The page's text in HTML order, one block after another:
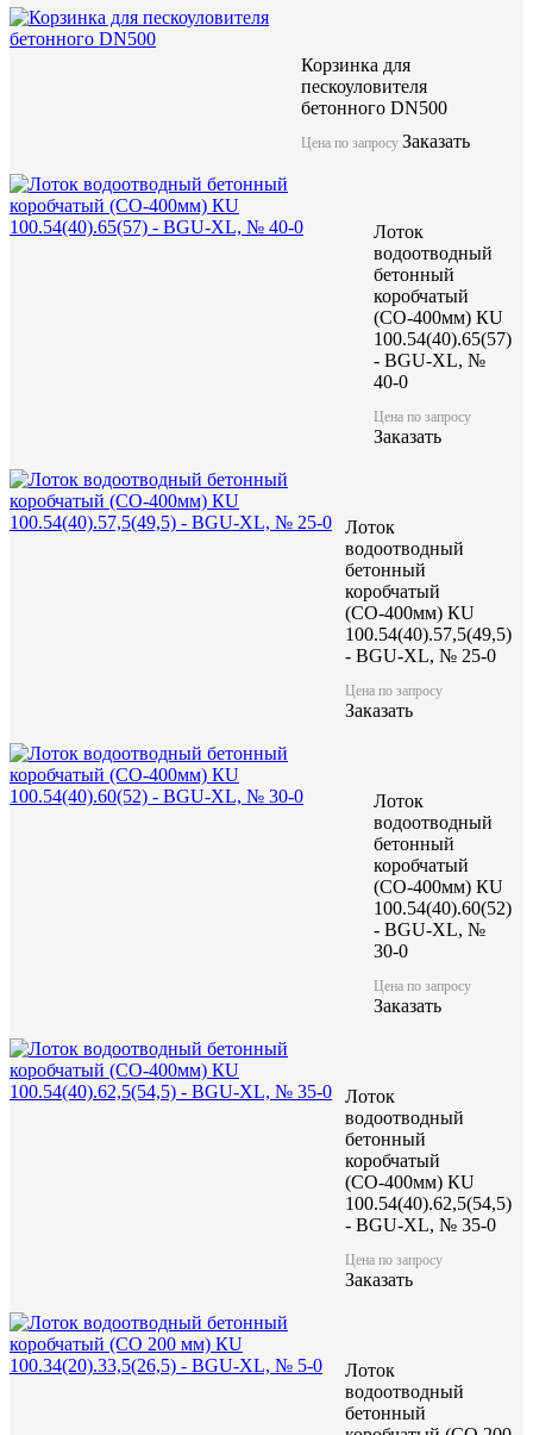
решетками (класс нагрузки от А15 до F900) может
нагрузки до F900. Имеет длинну 1000мм и качественные
Данные изделия изготоавливаются по технологии
Лоток водоотводный
коробчатый (СО-400мм), с
КUв 100.54(40).42,5(34,5) -
Цену уточняйте у менеджера
Заказать
Ширина (W), мм
Высота (H), мм
Масса, кг 252
Корзинка для
пескоуловителя
бетонного DN500
Цена по запросуЗаказать
Лоток
водоотводный
бетонный
коробчатый
(СО-400мм) КU
100.54(40).65(57)
- BGU-XL, №
40-0
Цена по запросу
Заказать
Лоток
водоотводный
бетонный
коробчатый
(СО-400мм) КU
100.54(40).57,5(49,5)
- BGU-XL, № 25-0
Цена по запросу
Заказать
Лоток
водоотводный
бетонный
коробчатый
(СО-400мм) КU
100.54(40).60(52)
- BGU-XL, №
30-0
Цена по запросу
Заказать
Лоток
водоотводный
бетонный
коробчатый
(СО-400мм) КU
100.54(40).62,5(54,5)
- BGU-XL, № 35-0
Цена по запросу
Заказать
Лоток
водоотводный
бетонный